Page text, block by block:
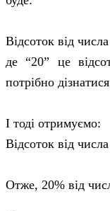
Відсоток від
де “20” це
потрібно
І тоді отримуємо:
Відсоток від
Отже, 20% від